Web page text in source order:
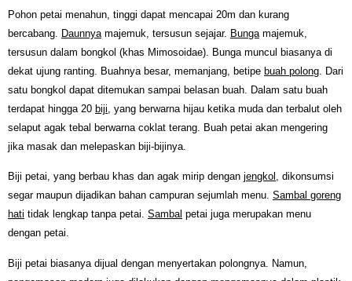
Pohon petai menahun, tinggi dapat mencapai 20m dan kurang
bercabang.
Daunnya majemuk, tersusun sejajar. Bunga majemuk,
tersusun dalam bongkol (khas Mimosoidae). Bunga muncul biasanya di
dekat ujung ranting. Buahnya besar, memanjang, betipe buah polong . Dari
satu bongkol dapat ditemukan sampai belasan buah. Dalam satu buah
terdapat hingga 20 biji , yang berwarna hijau ketika muda dan terbalut oleh
selaput agak tebal berwarna coklat terang. Buah petai akan mengering
jika masak dan melepaskan biji-bijinya.
Biji petai, yang berbau khas dan agak mirip dengan jengkol , dikonsumsi
segar maupun dijadikan bahan campuran sejumlah menu. Sambal goreng
hati tidak lengkap tanpa petai. Sambal petai juga merupakan menu
dengan petai.
Biji petai biasanya dijual dengan menyertakan polongnya. Namun,